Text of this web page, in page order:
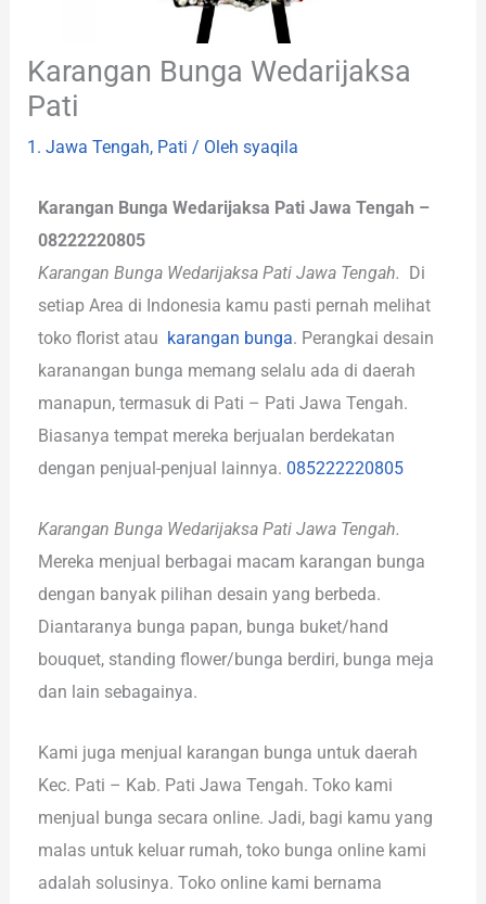
Karangan Bunga Wedarijaksa
Pati
1. Jawa Tengah, Pati / Olehsyaqila
Karangan Bunga Wedarijaksa Pati Jawa Tengah –
08222220805
Karangan Bunga Wedarijaksa Pati Jawa Tengah. Di
setiap Area di Indonesia kamu pasti pernah melihat
toko florist atau karangan bunga. Perangkai desain
karanangan bunga memang selalu ada di daerah
manapun, termasuk di Pati – Pati Jawa Tengah.
Biasanya tempat mereka berjualan berdekatan
dengan penjual-penjual lainnya. 085222220805
Karangan Bunga Wedarijaksa Pati Jawa Tengah.
Mereka menjual berbagai macam karangan bunga
dengan banyak pilihan desain yang berbeda.
Diantaranya bunga papan, bunga buket/hand
bouquet, standing flower/bunga berdiri, bunga meja
dan lain sebagainya.
Kami juga menjual karangan bunga untuk daerah
Kec. Pati – Kab. Pati Jawa Tengah. Toko kami
menjual bunga secara online. Jadi, bagi kamu yang
malas untuk keluar rumah, toko bunga online kami
adalah solusinya. Toko online kami bernama